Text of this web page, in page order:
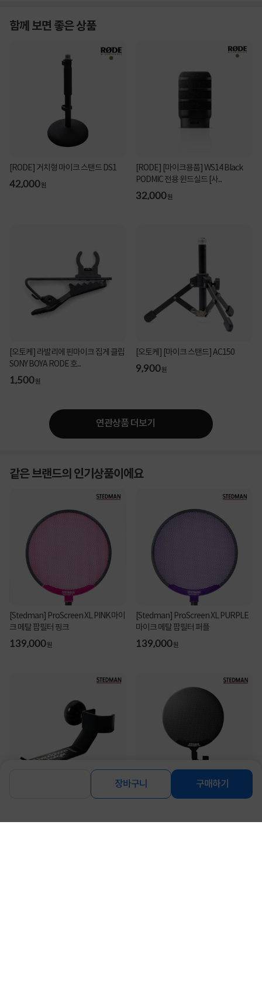
장바구니 구매하기
함께 보면 좋은 상품
[RODE] 거치형 마이크 스탠드 DS1
42,000원
[RODE] [마이크용품] WS14 Black
PODMIC 전용 윈드실드 [사...
32,000원
[오토케] 라발리에 핀마이크 집게 클립
SONY BOYA RODE 호...
1,500원
[오토케] [마이크 스탠드] AC150
9,900원
연관상품 더보기
같은 브랜드의 인기상품이에요
[Stedman] ProScreen XL PINK 마이
크 메탈 팝필터 핑크
139,000원
[Stedman] ProScreen XL PURPLE
마이크 메탈 팝필터 퍼플
139,000원
[Stedman] SHH 헤드폰 마운트 거치
[Stedman] [마이크] PS100 마이크 마